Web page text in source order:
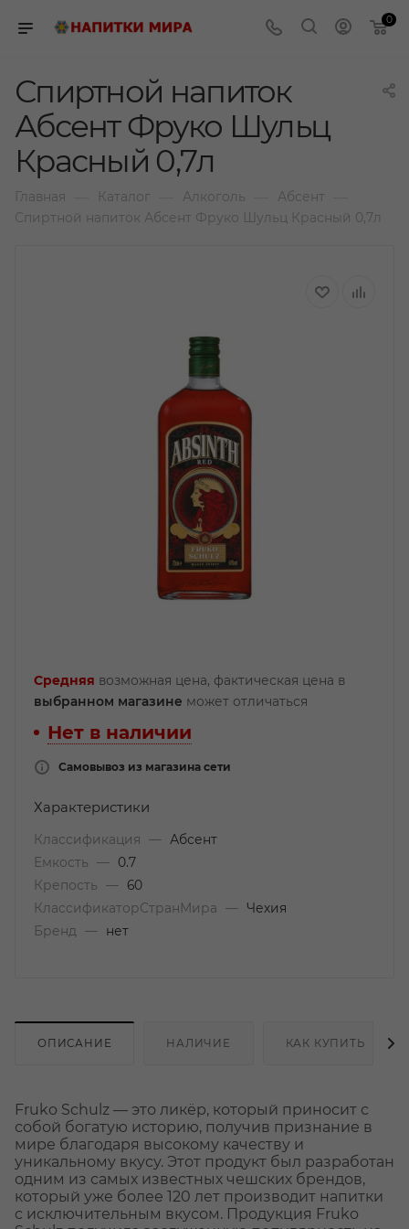
0
Спиртной напиток
Абсент Фруко Шульц
Красный 0,7л
Главная Каталог Алкоголь Абсент
Спиртной напиток Абсент Фруко Шульц Красный 0,7л
Средняя возможная цена, фактическая цена в
выбранном магазине может отличаться
Нет в наличии
Самовывоз из магазина сети
Характеристики
Классификация —
Абсент
Емкость
—
0.7
Крепость
—
60
КлассификаторСтранМира
—
Чехия
Бренд
— нет
ОПИСАНИЕ НАЛИЧИЕ КАК КУПИТЬ
Fruko Schulz — это ликёр, который приносит с
собой богатую историю, получив признание в
мире благодаря высокому качеству и
уникальному вкусу. Этот продукт был разработан
одним из самых известных чешских брендов,
который уже более 120 лет производит напитки
с исключительным вкусом. Продукция Fruko